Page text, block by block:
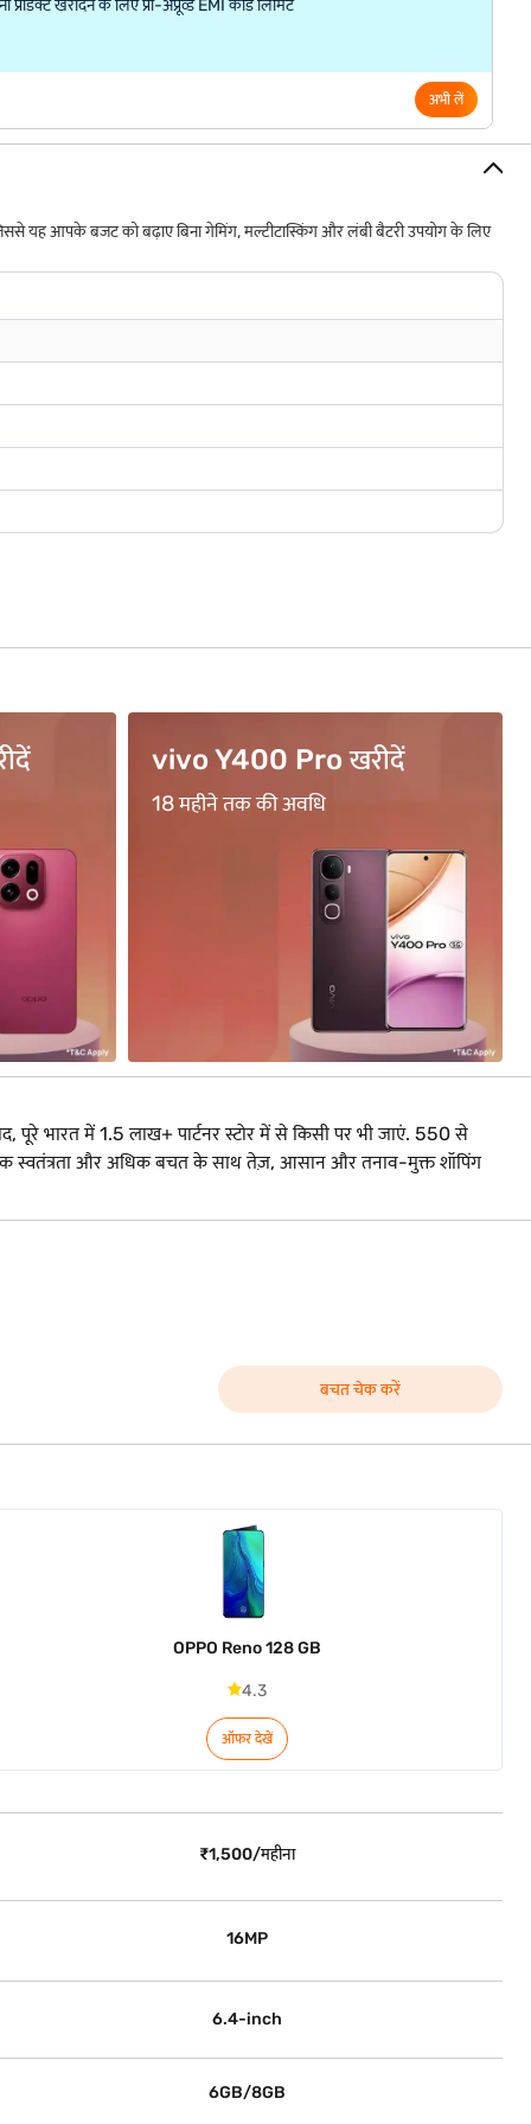
खरीदने के लिए प्री-अप्रूव्ड EMI कार्ड लिमिट
अभी लें
यह आपके बजट को बढ़ाए बिना गेमिंग, मल्टीटास्किंग और लंबी बैटरी उपयोग के लिए
BFL500 कोड का उपयोग ...
₹500 का सीधा कैशबैक पाएं*
भारत में 1.5 लाख+ पार्टनर स्टोर में से किसी पर भी जाएं. 550 से
स्वतंत्रता और अधिक बचत के साथ तेज़, आसान और तनाव-मुक्त शॉपिंग
बचत चेक करें
OPPO Reno 128 GB
4.3
ऑफर देखें
₹1,500/महीना
16MP
6.4-inch
6GB/8GB